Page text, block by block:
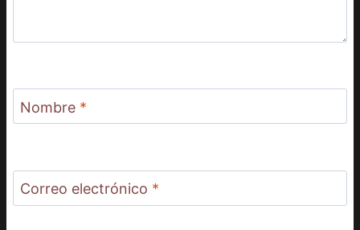
Nombre *
Correo electrónico *